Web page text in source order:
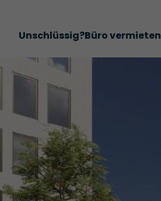
Unschlüssig?Büro vermieten
AbschlüsseÜber uns